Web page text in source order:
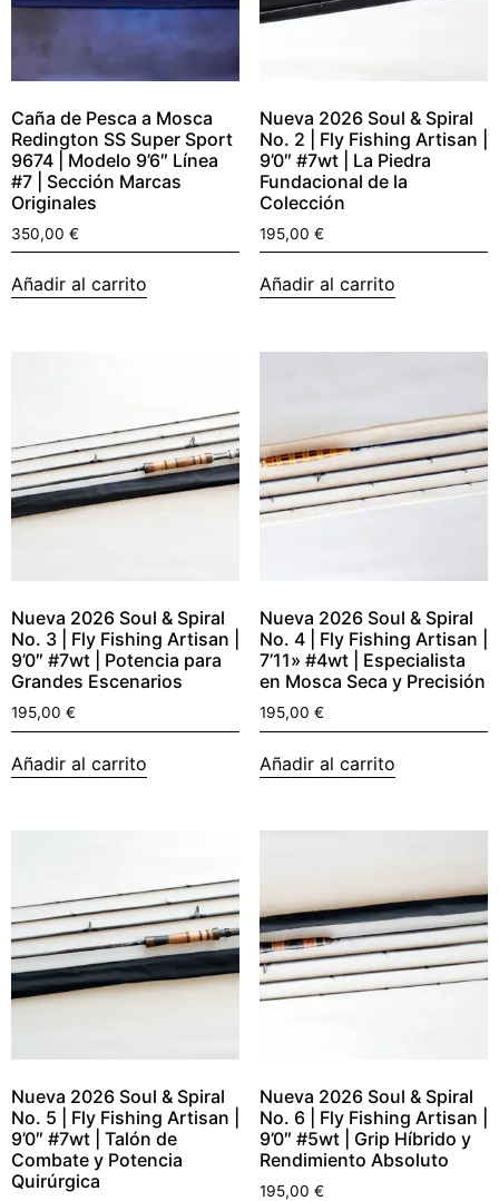
Caña de Pesca a Mosca
Redington SS Super Sport
9674 | Modelo 9’6″ Línea
#7 | Sección Marcas
Originales
350,00 €
Añadir al carrito
Nueva 2026 Soul & Spiral
No. 2 | Fly Fishing Artisan |
9’0″ #7wt | La Piedra
Fundacional de la
Colección
195,00 €
Añadir al carrito
Nueva 2026 Soul & Spiral
No. 3 | Fly Fishing Artisan |
9’0″ #7wt | Potencia para
Grandes Escenarios
195,00 €
Añadir al carrito
Nueva 2026 Soul & Spiral
No. 4 | Fly Fishing Artisan |
7’11» #4wt | Especialista
en Mosca Seca y Precisión
195,00 €
Añadir al carrito
Nueva 2026 Soul & Spiral
No. 5 | Fly Fishing Artisan |
9’0″ #7wt | Talón de
Combate y Potencia
Quirúrgica
Nueva 2026 Soul & Spiral
No. 6 | Fly Fishing Artisan |
9’0″ #5wt | Grip Híbrido y
Rendimiento Absoluto
195,00 €